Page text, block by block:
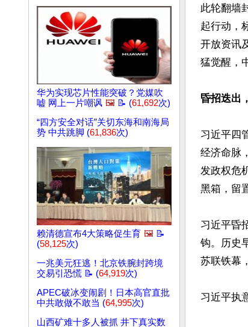
华为实现芯片性能突破？党媒吹
嘘 网上一片嘲讽 🖼️ 📝 (61,692次)
“四方安全对话”关切东海和南海局
势 中共跳脚 (61,836次)
赖清德宣布4大策略促生育 🖼️ 📝
(58,125次)
一兆美元狂逃！北京铁腕封跨境
交易引恐慌 📝 (64,919次)
APEC破冰变闹剧！日本高官直批
中共敢做不敢当 (64,995次)
山西矿难十多人被抓 井下真实数
此轮翻墙
起行动，
开放资讯
猛觉醒，
昏招迭出
习近平四
经济命脉
发政权危
黑箱，留
习近平昏
钩。历史
苏联铁幕
习近平执